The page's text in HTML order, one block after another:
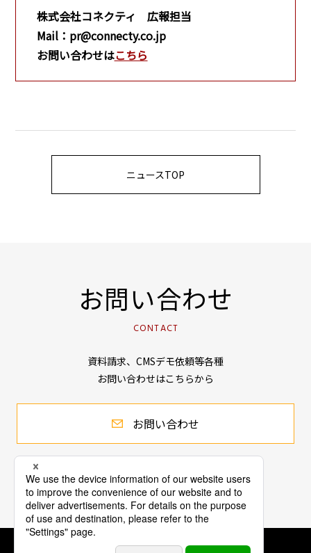
株式会社コネクティ 広報担当
Mail：pr@connecty.co.jp
お問い合わせはこちら
ニュースTOP
お問い合わせ
CONTACT
資料請求、CMSデモ依頼等各種
お問い合わせはこちらから
お問い合わせ